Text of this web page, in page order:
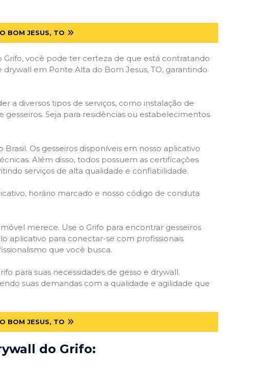
BOM JESUS, TO
você pode ter certeza de que está contratando
em Ponte Alta do Bom Jesus, TO, garantindo
a diversos tipos de serviços, como instalação de
Seja para residências ou estabelecimentos
Os gesseiros disponíveis em nosso aplicativo
Além disso, todos possuem as certificações
serviços de alta qualidade e confiabilidade.
horário marcado e nosso código de conduta
merece. Use o Grifo para encontrar gesseiros
aplicativo para conectar-se com profissionais
que você busca.
para suas necessidades de gesso e drywall.
suas demandas com a qualidade e agilidade que
BOM JESUS, TO
do Grifo: